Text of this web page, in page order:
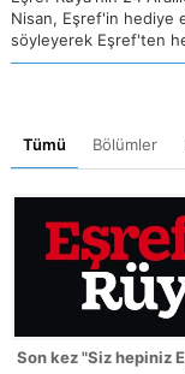
Nisan, Eşref'in hediye
söyleyerek Eşref'ten
Tümü Bölümler
Son kez "Siz hepiniz